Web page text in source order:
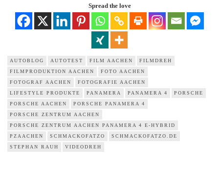
Spread the love
AUTOBLOG AUTOTEST FILM AACHEN
FILMDREH
FILMPRODUKTION AACHEN
FOTO AACHEN
FOTOGRAF AACHEN
FOTOGRAFIE AACHEN
LIFESTYLE PRODUKTE
PANAMERA PANAMERA 4
PORSCHE
PORSCHE AACHEN
PORSCHE PANAMERA 4
PORSCHE ZENTRUM AACHEN
PORSCHE ZENTRUM AACHEN PANAMERA 4 E-HYBRID
PZAACHEN
SCHMACKOFATZO
SCHMACKOFATZO.DE
STEPHAN RAUH
VIDEODREH